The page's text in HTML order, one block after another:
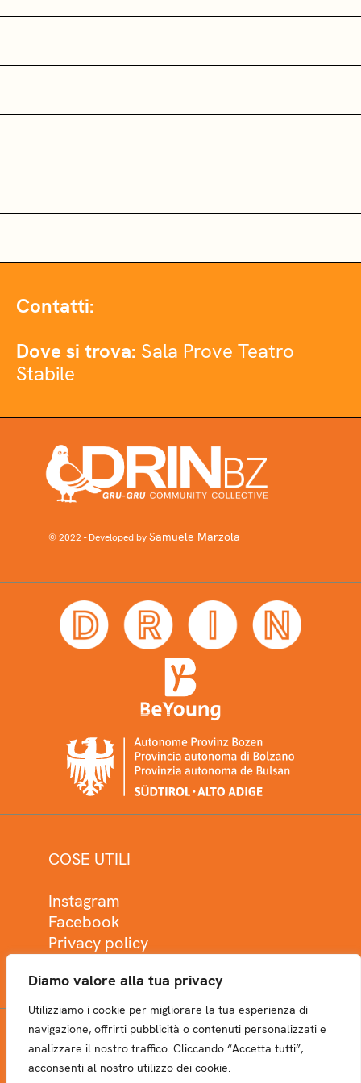
Diamo valore alla tua privacy
Utilizziamo i cookie per migliorare la tua esperienza di
navigazione, offrirti pubblicità o contenuti personalizzati e
analizzare il nostro traffico. Cliccando “Accetta tutti”,
acconsenti al nostro utilizzo dei cookie.
Contatti:
Dove si trova: Sala Prove Teatro
Stabile
© 2022 - Developed bySamuele Marzola
COSE UTILI
Instagram
Facebook
Privacy policy
NEWSLETTER